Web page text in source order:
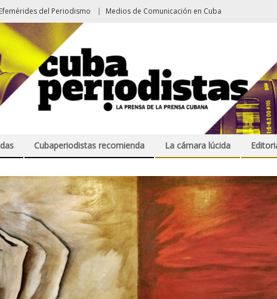
Efemérides del Periodismo Medios de Comunicación en Cuba
Cubaperiodistas recomienda La cámara lúcida